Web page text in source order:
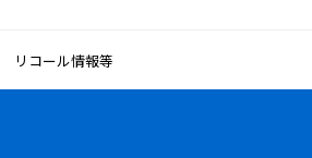
リコール情報等